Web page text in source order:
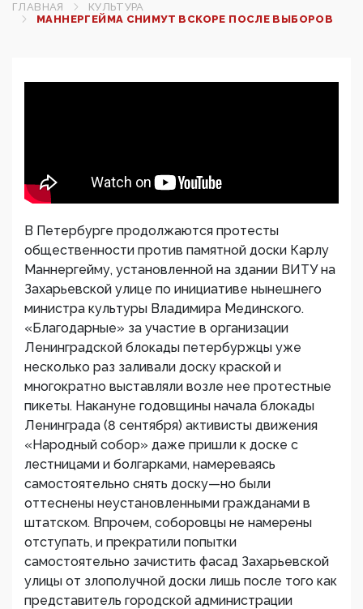
ГЛАВНАЯ
КУЛЬТУРА
МАННЕРГЕЙМА СНИМУТ ВСКОРЕ ПОСЛЕ ВЫБОРОВ
В Петербурге продолжаются протесты
общественности против памятной доски Карлу
Маннергейму, установленной на здании ВИТУ на
Захарьевской улице по инициативе нынешнего
министра культуры Владимира Мединского.
«Благодарные» за участие в организации
Ленинградской блокады петербуржцы уже
несколько раз заливали доску краской и
многократно выставляли возле нее протестные
пикеты. Накануне годовщины начала блокады
Ленинграда (8 сентября) активисты движения
«Народный собор» даже пришли к доске с
лестницами и болгарками, намереваясь
самостоятельно снять доску—но были
оттеснены неустановленными гражданами в
штатском. Впрочем, соборовцы не намерены
отступать, и прекратили попытки
самостоятельно зачистить фасад Захарьевской
улицы от злополучной доски лишь после того как
представитель городской администрации